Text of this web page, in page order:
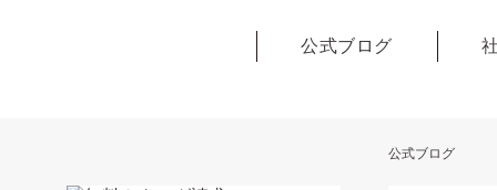
公式ブログ
公式ブログ